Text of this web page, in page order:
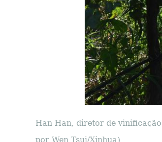
Han Han, diretor de
por Wen Tsui/Xinhua)